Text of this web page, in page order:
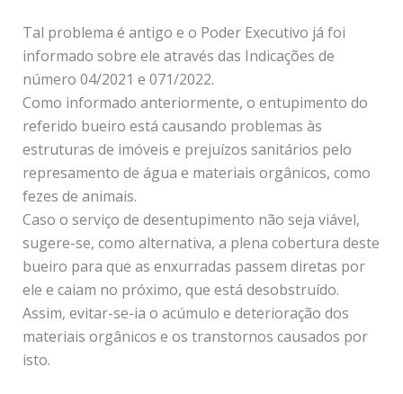
Tal problema é antigo e o Poder Executivo já foi
informado sobre ele através das Indicações de
número 04/2021 e 071/2022.
Como informado anteriormente, o entupimento do
referido bueiro está causando problemas às
estruturas de imóveis e prejuízos sanitários pelo
represamento de água e materiais orgânicos, como
fezes de animais.
Caso o serviço de desentupimento não seja viável,
sugere-se, como alternativa, a plena cobertura deste
bueiro para que as enxurradas passem diretas por
ele e caiam no próximo, que está desobstruído.
Assim, evitar-se-ia o acúmulo e deterioração dos
materiais orgânicos e os transtornos causados por
isto.